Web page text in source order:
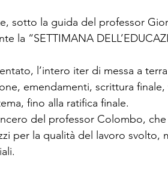
sotto la guida del professor
la “SETTIMANA
l’intero iter di messa a
emendamenti, scrittura
fino alla ratifica finale.
del professor Colombo,
per la qualità del lavoro svolto,